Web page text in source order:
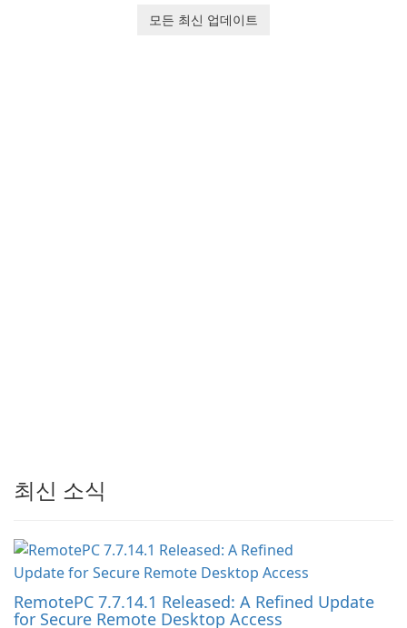
designed to help you
모든 최신 업데이트
최신 소식
RemotePC 7.7.14.1 Released: A Refined Update
for Secure Remote Desktop Access